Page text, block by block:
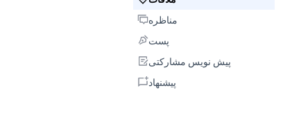
مناظره
مناظره
پست پست
پیش نویس مشارکتی پیش نویس مشارکتی
پیشنهاد
پیشنهاد